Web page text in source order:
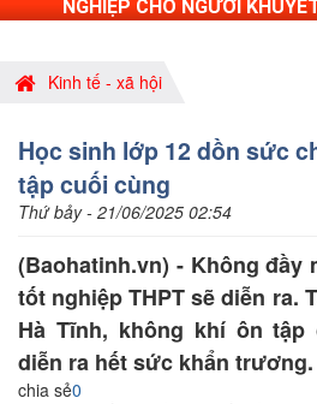
NGHIỆP CHO NGƯỜI
Kinh tế - xã hội
Học sinh lớp 12 dồn sức
tập cuối cùng
Thứ bảy - 21/06/2025 02:54
(Baohatinh.vn) - Không đầy
tốt nghiệp THPT sẽ diễn ra.
Hà Tĩnh, không khí ôn
diễn ra hết sức khẩn trương.
chia sẻ0